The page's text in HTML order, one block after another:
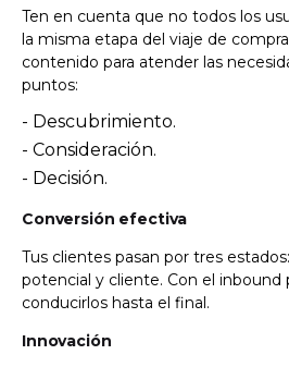
Ten en cuenta que no todos los
la misma etapa del viaje de
contenido para atender las
puntos:
- Descubrimiento.
- Consideración.
- Decisión.
Conversión efectiva
Tus clientes pasan por tres
potencial y cliente. Con el inbound
conducirlos hasta el final.
Innovación